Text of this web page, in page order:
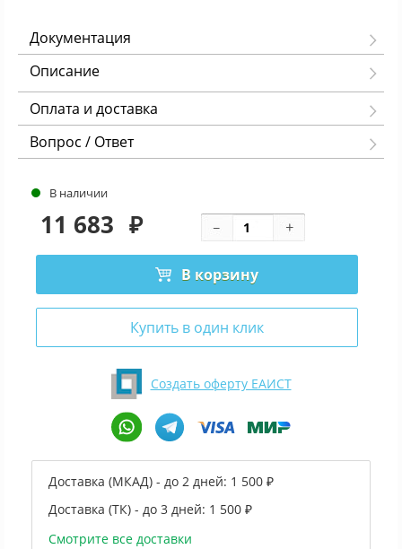
Документация
Описание
Оплата и доставка
Вопрос / Ответ
В наличии
11 683 ₽
В корзину
Купить в один клик
Создать оферту ЕАИСТ
Доставка (МКАД) - до 2 дней: 1 500 ₽
Доставка (ТК) - до 3 дней: 1 500 ₽
Смотрите все доставки